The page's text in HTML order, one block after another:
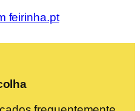
feirinha.pt